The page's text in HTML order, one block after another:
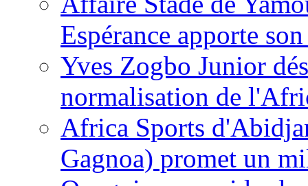
Espérance apporte
Yves Zogbo Junior
normalisation de
Africa Sports
Gagnoa) promet un